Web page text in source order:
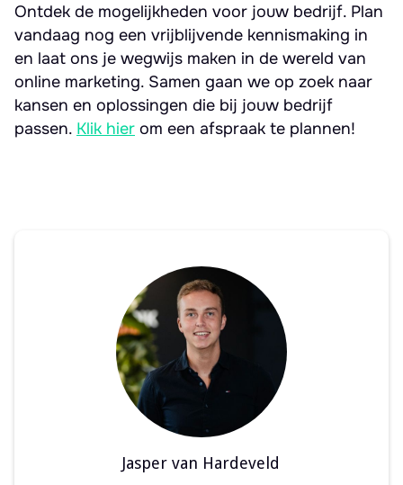
Ontdek de mogelijkheden voor jouw bedrijf. Plan
vandaag nog een vrijblijvende kennismaking in
en laat ons je wegwijs maken in de wereld van
online marketing. Samen gaan we op zoek naar
kansen en oplossingen die bij jouw bedrijf
passen. Klik hier om een afspraak te plannen!
Jasper van Hardeveld